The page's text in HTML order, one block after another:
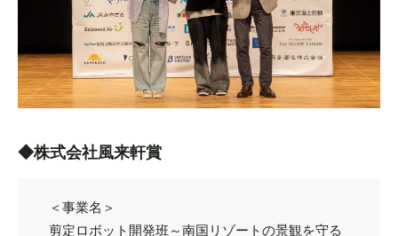
◆株式会社風来軒賞
＜事業名＞
剪定ロボット開発班～南国リゾートの景観を守る